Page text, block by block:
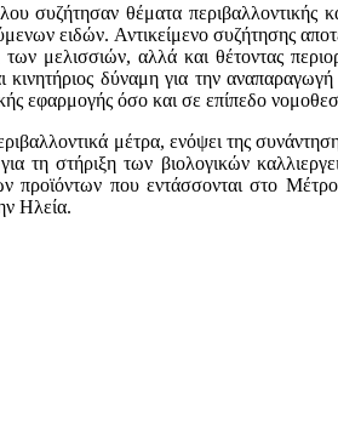
θέματα περιβαλλοντικής
ειδών. Αντικείμενο συζήτησης
μελισσιών, αλλά και θέτοντας
κινητήριος δύναμη για την
εφαρμογής όσο και σε επίπεδο
μέτρα, ενόψει της
τη στήριξη των βιολογικών
προϊόντων που εντάσσονται στο
Ηλεία.